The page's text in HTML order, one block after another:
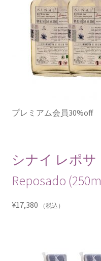
プレミアム会員30%off
シナイ レポサ
Reposado
¥17,380 （税込）